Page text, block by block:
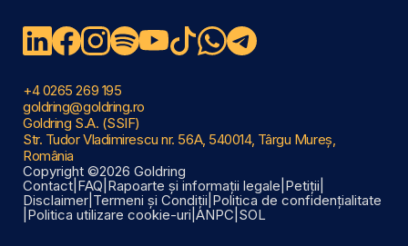
+4 0265 269 195
goldring@goldring.ro
Goldring S.A. (SSIF)
Str. Tudor Vladimirescu nr. 56A, 540014, Târgu Mureș,
România
Copyright ©2026 Goldring
Contact FAQ Rapoarte și informații legale Petiții
Disclaimer Termeni și Condiții Politica de confidențialitate
Politica utilizare cookie-uri ANPC SOL